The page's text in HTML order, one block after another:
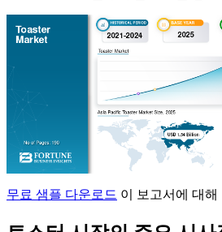
무료 샘플 다운로드 이 보고서에 대해